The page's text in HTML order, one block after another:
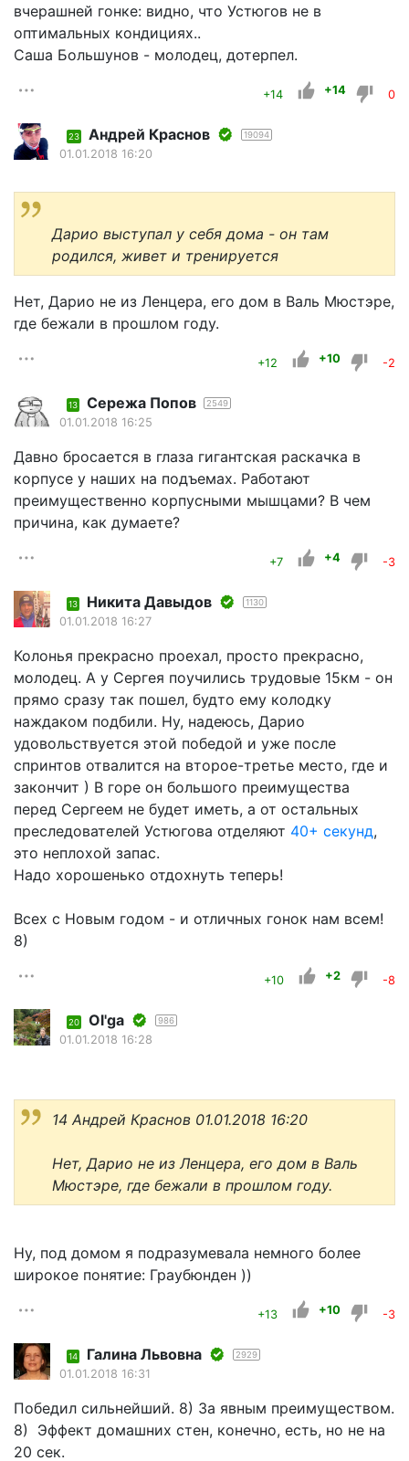
вчерашней гонке: видно, что Устюгов не в
оптимальных кондициях..
Саша Большунов - молодец, дотерпел.
+14 +14 0
23 Андрей Краснов 19094
01.01.2018 16:20
Дарио выступал у себя дома - он там
родился, живет и тренируется
Нет, Дарио не из Ленцера, его дом в Валь Мюстэре,
где бежали в прошлом году.
+12 +10 -2
13 Сережа Попов 2549
01.01.2018 16:25
Давно бросается в глаза гигантская раскачка в
корпусе у наших на подъемах. Работают
преимущественно корпусными мышцами? В чем
причина, как думаете?
+7 +4 -3
13 Никита Давыдов 1130
01.01.2018 16:27
Колонья прекрасно проехал, просто прекрасно,
молодец. А у Сергея поучились трудовые 15км - он
прямо сразу так пошел, будто ему колодку
наждаком подбили. Ну, надеюсь, Дарио
удовольствуется этой победой и уже после
спринтов отвалится на второе-третье место, где и
закончит ) В горе он большого преимущества
перед Сергеем не будет иметь, а от остальных
преследователей Устюгова отделяют 40+ секунд,
это неплохой запас.
Надо хорошенько отдохнуть теперь!
Всех с Новым годом - и отличных гонок нам всем!
8)
+10 +2 -8
20 Оl'ga 986
01.01.2018 16:28
14 Андрей Краснов 01.01.2018 16:20
Нет, Дарио не из Ленцера, его дом в Валь
Мюстэре, где бежали в прошлом году.
Ну, под домом я подразумевала немного более
широкое понятие: Граубюнден ))
+13 +10 -3
14 Галина Львовна 2929
01.01.2018 16:31
Победил сильнейший. 8) За явным преимуществом.
8) Эффект домашних стен, конечно, есть, но не на
20 сек.